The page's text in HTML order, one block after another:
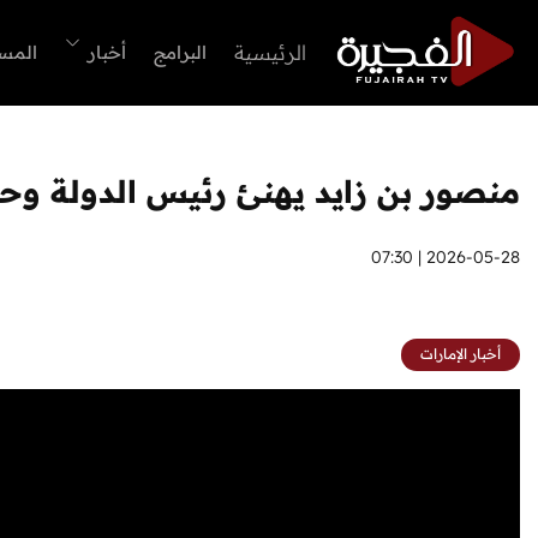
الرئيسية البرامج أخبار
منصور بن زايد يهنئ رئيس الدولة
2026-05-28 | 07:30
أخبار الإمارات